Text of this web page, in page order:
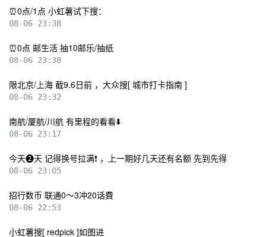
⏰0点/1点 小虹薯试下搜：
08-06 23:38
⏰0点 邮生活 抽10邮乐/抽纸
08-06 23:38
限北京/上海 截9.6日前 ，大众搜[ 城市打卡指南 ]
08-06 23:32
南航/厦航/川航 有里程的看看⬇️
08-06 23:17
今天❷天 记得换号拉满❗ ，上一期好几天还有名额 先到先得
08-06 23:05
招行数币 联通0～3冲20话費
08-06 22:53
小虹薯搜[ redpick ]如图进